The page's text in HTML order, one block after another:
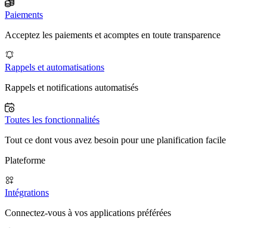
Paiements
Acceptez les paiements et acomptes en toute transparence
Rappels et automatisations
Rappels et notifications automatisés
Toutes les fonctionnalités
Tout ce dont vous avez besoin pour une planification facile
Plateforme
Intégrations
Connectez-vous à vos applications préférées